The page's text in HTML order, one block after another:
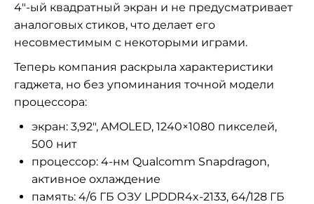
4″-ый квадратный экран и не предусматривает
аналоговых стиков, что делает его
несовместимым с некоторыми играми.
Теперь компания раскрыла характеристики
гаджета, но без упоминания точной модели
процессора:
экран: 3,92", AMOLED, 1240×1080 пикселей,
500 нит
процессор: 4-нм Qualcomm Snapdragon,
активное охлаждение
память: 4/6 ГБ ОЗУ LPDDR4x-2133, 64/128 ГБ